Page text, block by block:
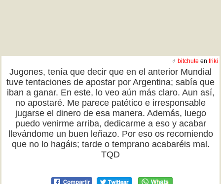
♂ bitchute en friki
Jugones, tenía que decir que en el anterior Mundial
tuve tentaciones de apostar por Argentina; sabía que
iban a ganar. En este, lo veo aún más claro. Aun así,
no apostaré. Me parece patético e irresponsable
jugarse el dinero de esa manera. Además, luego
puedo venirme arriba, dedicarme a eso y acabar
llevándome un buen leñazo. Por eso os recomiendo
que no lo hagáis; tarde o temprano acabaréis mal.
TQD